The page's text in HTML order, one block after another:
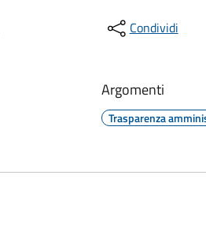
Condividi
Argomenti
Trasparenza